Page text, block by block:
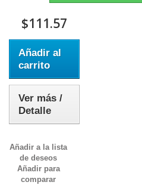
$111.57
Añadir al
carrito
Ver más /
Detalle
Añadir a la lista
de deseos
Añadir para
comparar